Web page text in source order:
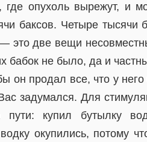
опухоль вырежут, и
баксов. Четыре тысячи
это две вещи
бабок не было, да и
он продал все, что у
задумался. Для
пути: купил бутылку
окупились, потому